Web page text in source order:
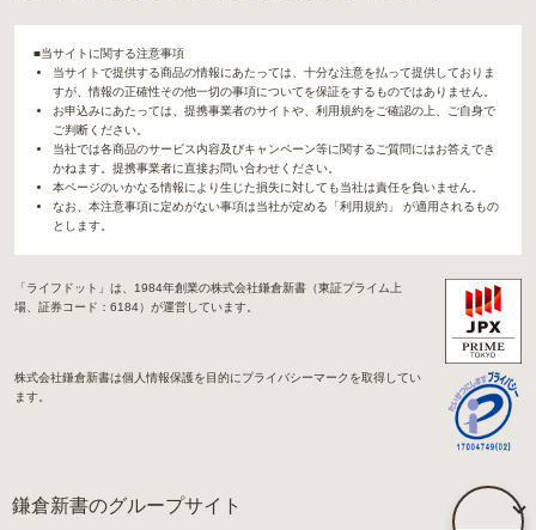
■当サイトに関する注意事項
当サイトで提供する商品の情報にあたっては、十分な注意を払って提供しておりま
すが、情報の正確性その他一切の事項についてを保証をするものではありません。
お申込みにあたっては、提携事業者のサイトや、利用規約をご確認の上、ご自身で
ご判断ください。
当社では各商品のサービス内容及びキャンペーン等に関するご質問にはお答えでき
かねます。提携事業者に直接お問い合わせください。
本ページのいかなる情報により生じた損失に対しても当社は責任を負いません。
なお、本注意事項に定めがない事項は当社が定める「利用規約」 が適用されるもの
とします。
「ライフドット」は、1984年創業の株式会社鎌倉新書（東証プライム上
場、証券コード：6184）が運営しています。
株式会社鎌倉新書は個人情報保護を目的にプライバシーマークを取得してい
ます。
鎌倉新書のグループサイト